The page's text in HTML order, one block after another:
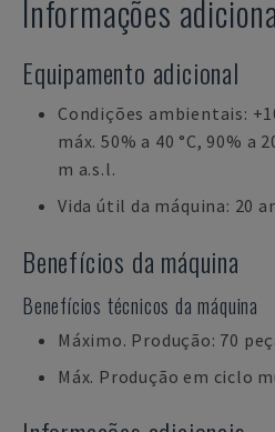
Informações
Equipamento adicional
Condições ambientais:
máx. 50% a 40 °C, 90% a
m a.s.l.
Vida útil da máquina: 20
Benefícios da máquina
Benefícios técnicos da máquina
Máximo. Produção: 70
Máx. Produção em ciclo